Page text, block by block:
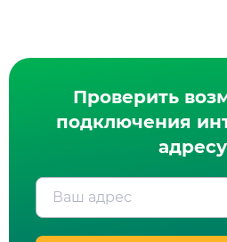
Проверить
подключения
адресу
Ваш адрес